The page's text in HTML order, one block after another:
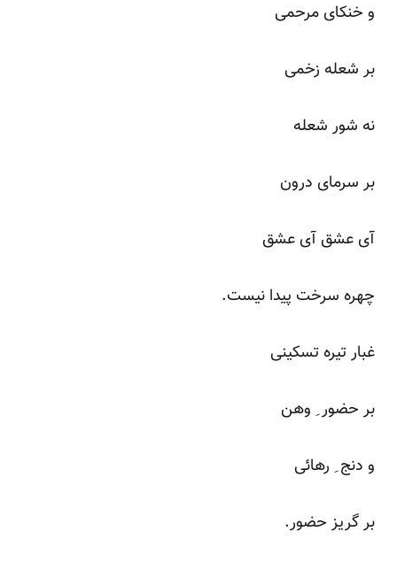
و خنکای مرحمی
بر شعله زخمی
نه شور شعله
بر سرمای درون
آی عشق آی عشق
چهره سرخت پیدا نیست.
غبار تیره تسکینی
بر حضور ِ وهن
و دنج ِ رهائی
بر گریز حضور.